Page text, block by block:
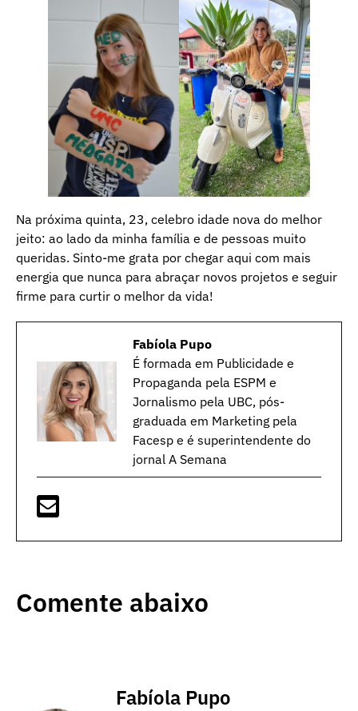
Na próxima quinta, 23, celebro idade nova do melhor
jeito: ao lado da minha família e de pessoas muito
queridas. Sinto-me grata por chegar aqui com mais
energia que nunca para abraçar novos projetos e seguir
firme para curtir o melhor da vida!
Fabíola Pupo
É formada em Publicidade e
Propaganda pela ESPM e
Jornalismo pela UBC, pós-
graduada em Marketing pela
Facesp e é superintendente do
jornal A Semana
Comente abaixo
Fabíola Pupo